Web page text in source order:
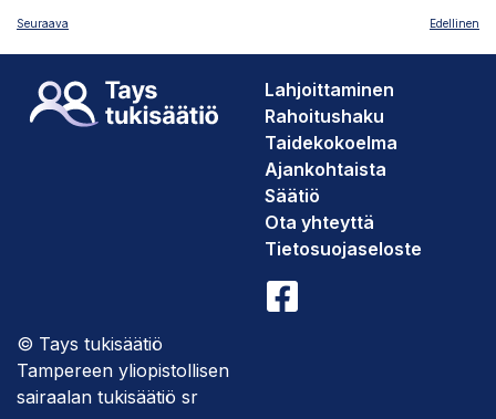
Seuraava Edellinen
Lahjoittaminen
Rahoitushaku
Taidekokoelma
Ajankohtaista
Säätiö
Ota yhteyttä
Tietosuojaseloste
© Tays tukisäätiö
Tampereen yliopistollisen
sairaalan tukisäätiö sr